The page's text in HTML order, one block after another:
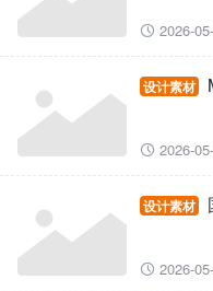
 2026-
设计素材
 2026-
设计素材
 2026-